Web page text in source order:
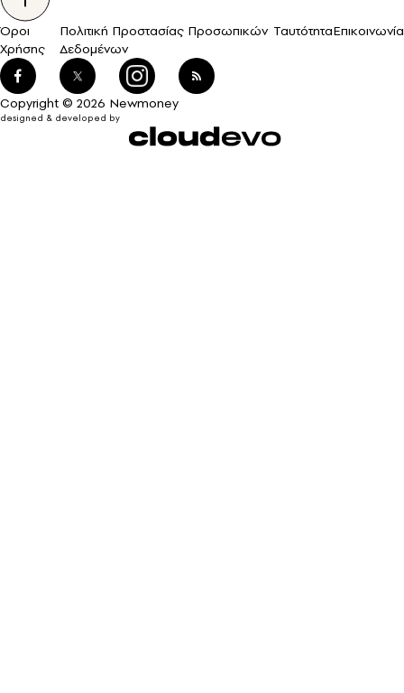
Όροι
Χρήσης
Πολιτική Προστασίας Προσωπικών
Δεδομένων
ΤαυτότηταΕπικοινωνία
Copyright © 2026 Newmoney
designed & developed by